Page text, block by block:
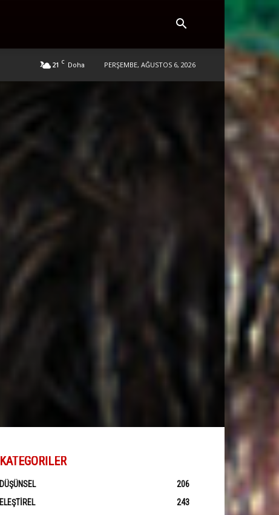
21 C Doha PERŞEMBE, AĞUSTOS 6, 2026
KATEGORILER
DÜŞÜNSEL
206
ELEŞTIREL
243